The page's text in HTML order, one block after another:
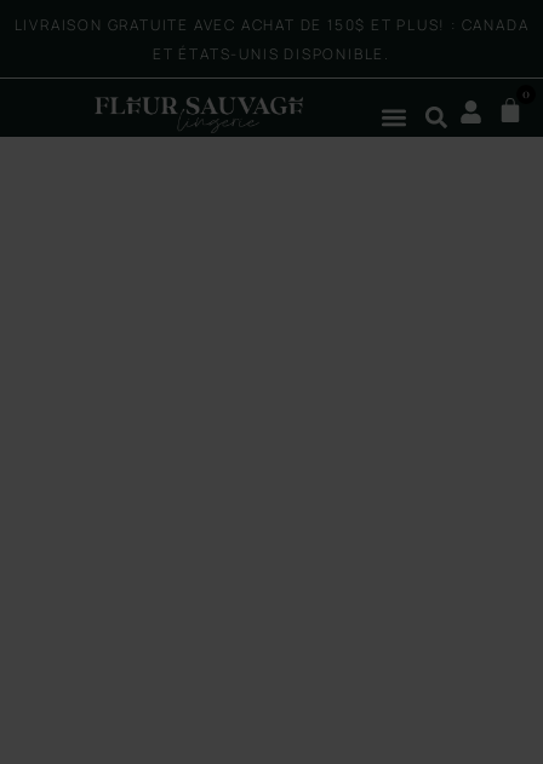
LIVRAISON GRATUITE AVEC ACHAT DE 150$ ET PLUS! : CANADA
ET ÉTATS-UNIS DISPONIBLE.
0